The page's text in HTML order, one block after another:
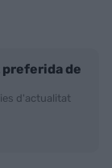
preferida de
d'actualitat